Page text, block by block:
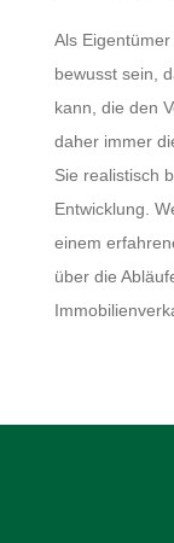
Als
bewusst sein,
kann, die den
daher immer
Sie realistisch
Entwicklung.
einem
über die